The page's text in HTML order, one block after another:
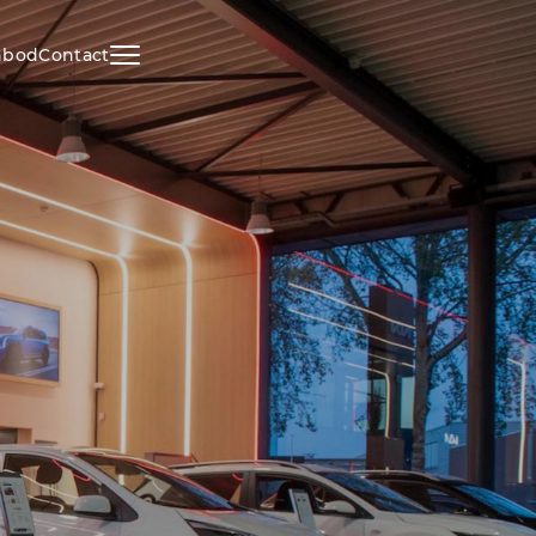
Contact
HOME
AANBOD
DIENSTEN
VACATURES
OVER ONS
VERKOCHT